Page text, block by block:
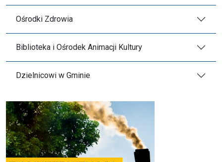
Ośrodki Zdrowia
Biblioteka i Ośrodek Animacji Kultury
Dzielnicowi w Gminie